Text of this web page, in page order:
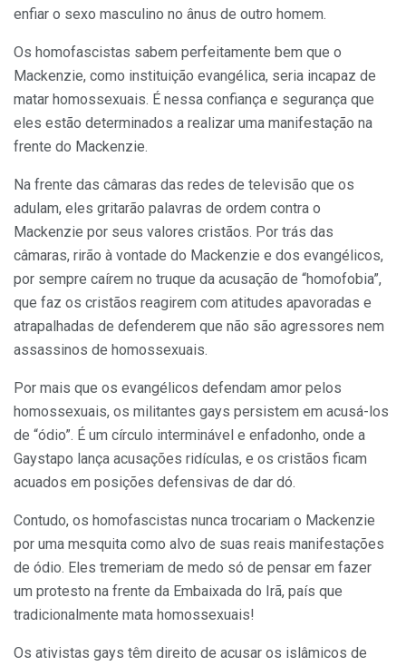
enfiar o sexo masculino no ânus de outro homem.
Os homofascistas sabem perfeitamente bem que o
Mackenzie, como instituição evangélica, seria incapaz de
matar homossexuais. É nessa confiança e segurança que
eles estão determinados a realizar uma manifestação na
frente do Mackenzie.
Na frente das câmaras das redes de televisão que os
adulam, eles gritarão palavras de ordem contra o
Mackenzie por seus valores cristãos. Por trás das
câmaras, rirão à vontade do Mackenzie e dos evangélicos,
por sempre caírem no truque da acusação de “homofobia”,
que faz os cristãos reagirem com atitudes apavoradas e
atrapalhadas de defenderem que não são agressores nem
assassinos de homossexuais.
Por mais que os evangélicos defendam amor pelos
homossexuais, os militantes gays persistem em acusá-los
de “ódio”. É um círculo interminável e enfadonho, onde a
Gaystapo lança acusações ridículas, e os cristãos ficam
acuados em posições defensivas de dar dó.
Contudo, os homofascistas nunca trocariam o Mackenzie
por uma mesquita como alvo de suas reais manifestações
de ódio. Eles tremeriam de medo só de pensar em fazer
um protesto na frente da Embaixada do Irã, país que
tradicionalmente mata homossexuais!
Os ativistas gays têm direito de acusar os islâmicos de